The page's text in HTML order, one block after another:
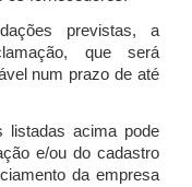
previstas, a
que será
num prazo de até
listadas acima pode
e/ou do cadastro
da empresa